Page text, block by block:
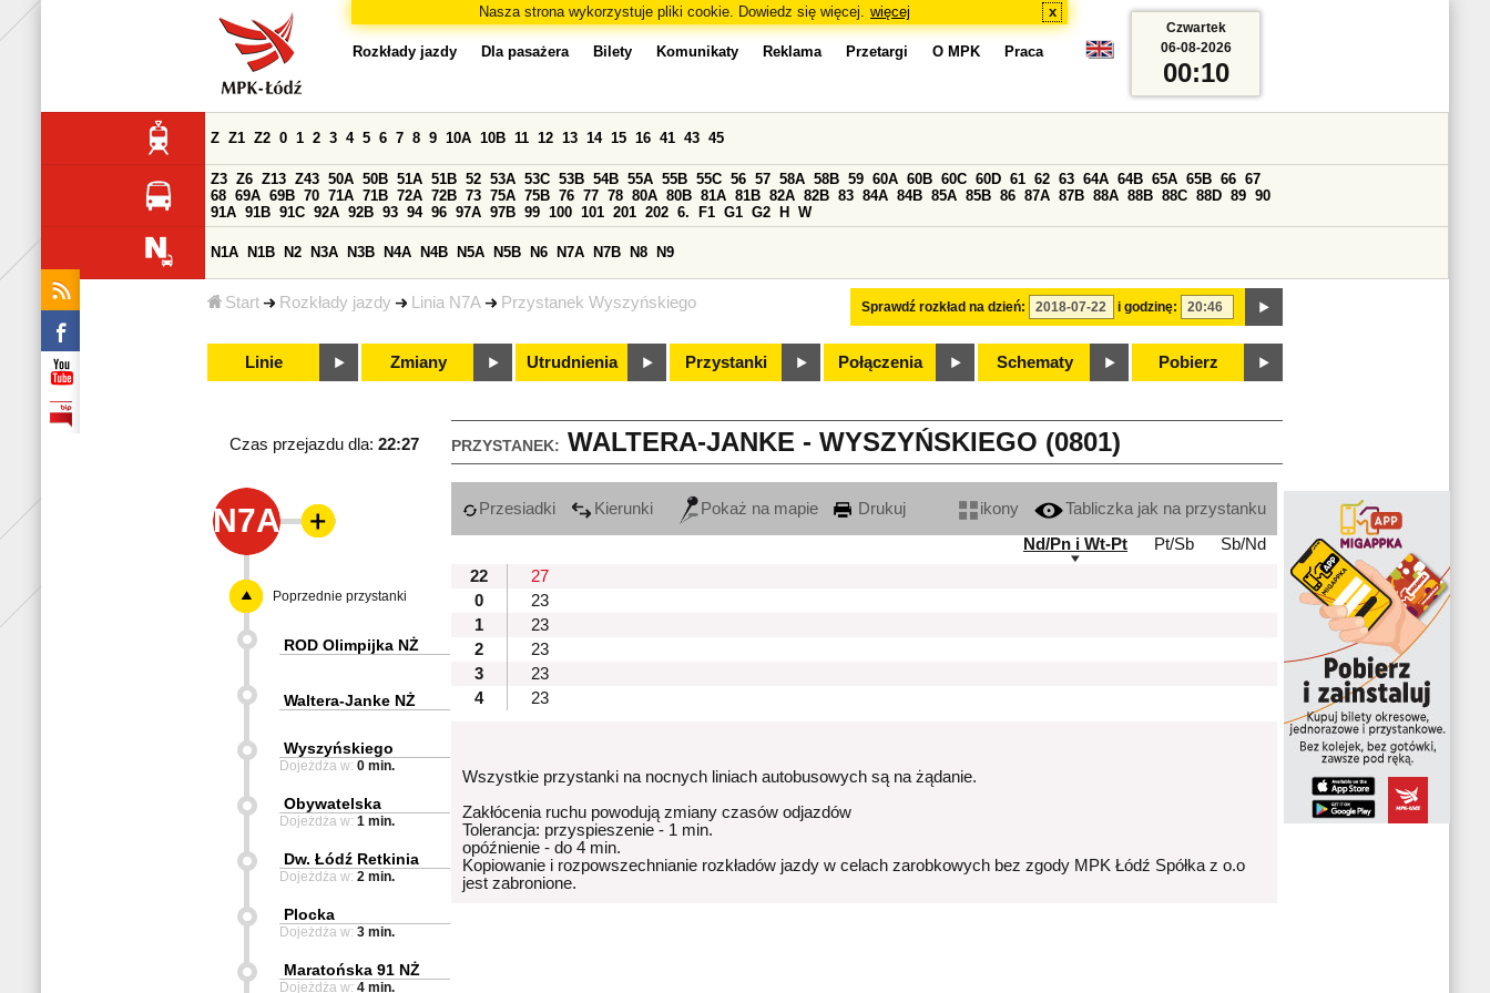
Nasza strona wykorzystuje pliki cookie. Dowiedz się więcej. więcej x
Start Rozkłady jazdy Linia N7A Przystanek Wyszyńskiego
Rozkłady jazdy Dla pasażera Bilety Komunikaty Reklama Przetargi O MPK Praca
Sprawdź rozkład na dzień: i godzinę:
Z Z1 Z2 0 1 2 3 4 5 6 7 8 9 10A 10B 11 12 13 14 15 16 41 43 45
Z3 Z6 Z13 Z43 50A 50B 51A 51B 52 53A 53C 53B 54B 55A 55B 55C 56 57 58A 58B 59 60A 60B 60C 60D 61 62 63 64A 64B 65A 65B 66 67
68 69A 69B 70 71A 71B 72A 72B 73 75A 75B 76 77 78 80A 80B 81A 81B 82A 82B 83 84A 84B 85A 85B 86 87A 87B 88A 88B 88C 88D 89 90
91A 91B 91C 92A 92B 93 94 96 97A 97B 99 100 101 201 202 6. F1 G1 G2 H W
N1A N1B N2 N3A N3B N4A N4B N5A N5B N6 N7A N7B N8 N9
Linie Zmiany Utrudnienia Przystanki Połączenia Schematy Pobierz
Czwartek
06-08-2026
00:10
PRZYSTANEK: WALTERA-JANKE - WYSZYŃSKIEGO (0801)
Czas przejazdu dla: 22:27
N7A Przesiadki Kierunki Pokaż na mapie Drukuj ikony
Tabliczka jak na przystanku
Nd/Pn i Wt-Pt
Pt/Sb
Sb/Nd
22
27
0
23
1
23
2
23
3
23
4
23
Wszystkie przystanki na nocnych liniach autobusowych są na żądanie.
Zakłócenia ruchu powodują zmiany czasów odjazdów
Tolerancja: przyspieszenie - 1 min.
opóźnienie - do 4 min.
Kopiowanie i rozpowszechnianie rozkładów jazdy w celach zarobkowych bez zgody MPK Łódź Spółka z o.o
jest zabronione.
Poprzednie przystanki
ROD Olimpijka NŻ
Waltera-Janke NŻ
Wyszyńskiego
Dojeżdża w: 0 min.
Obywatelska
Dojeżdża w: 1 min.
Dw. Łódź Retkinia
Dojeżdża w: 2 min.
Plocka
Dojeżdża w: 3 min.
Maratońska 91 NŻ
Dojeżdża w: 4 min.